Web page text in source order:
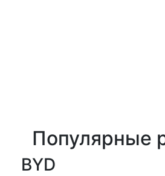
Популярные
BYD